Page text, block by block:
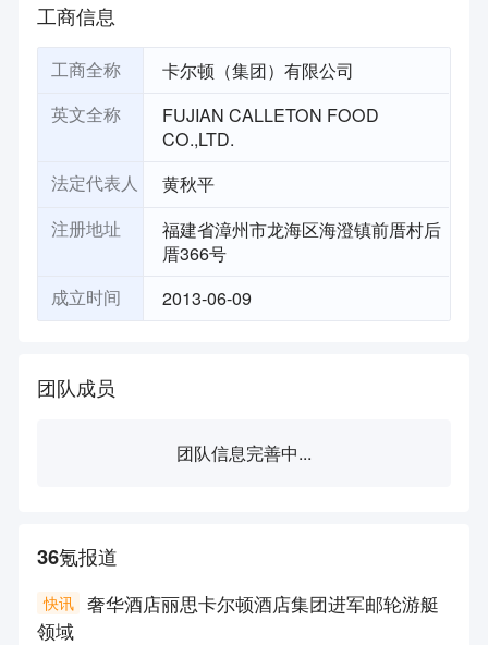
工商信息
工商全称 卡尔顿（集团）有限公司
英文全称
FUJIAN CALLETON FOOD
CO.,LTD.
法定代表人 黄秋平
注册地址
福建省漳州市龙海区海澄镇前厝村后
厝366号
成立时间 2013-06-09
团队成员
团队信息完善中...
36氪报道
奢华酒店丽思卡尔顿酒店集团进军邮轮游艇
领域
快讯